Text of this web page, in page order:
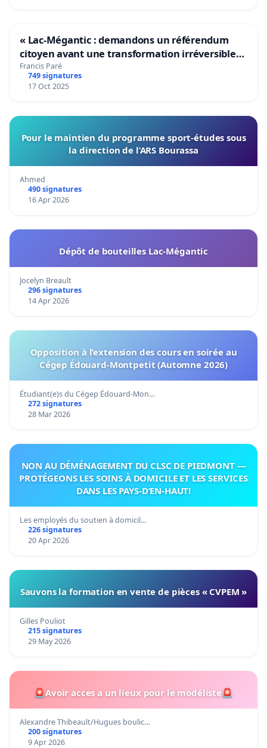
« Lac-Mégantic : demandons un référendum
citoyen avant une transformation irréversible
de notre territoire »
Francis Paré
749 signatures
17 Oct 2025
Pour le maintien du programme sport-études sous
la direction de l’ARS Bourassa
Ahmed
490 signatures
16 Apr 2026
Dépôt de bouteilles Lac-Mégantic
Jocelyn Breault
296 signatures
14 Apr 2026
Opposition à l’extension des cours en soirée au
Cégep Édouard-Montpetit (Automne 2026)
Étudiant(e)s du Cégep Édouard-Mon…
272 signatures
28 Mar 2026
NON AU DÉMÉNAGEMENT DU CLSC DE PIEDMONT —
PROTÉGEONS LES SOINS À DOMICILE ET LES SERVICES
DANS LES PAYS-D’EN-HAUT!
Les employés du soutien à domicil…
226 signatures
20 Apr 2026
Sauvons la formation en vente de pièces « CVPEM »
Gilles Pouliot
215 signatures
29 May 2026
🚨Avoir acces a un lieux pour le modéliste🚨
Alexandre Thibeault/Hugues boulic…
200 signatures
9 Apr 2026